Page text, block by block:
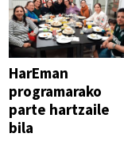
HarEman
programarako
parte hartzaile
bila